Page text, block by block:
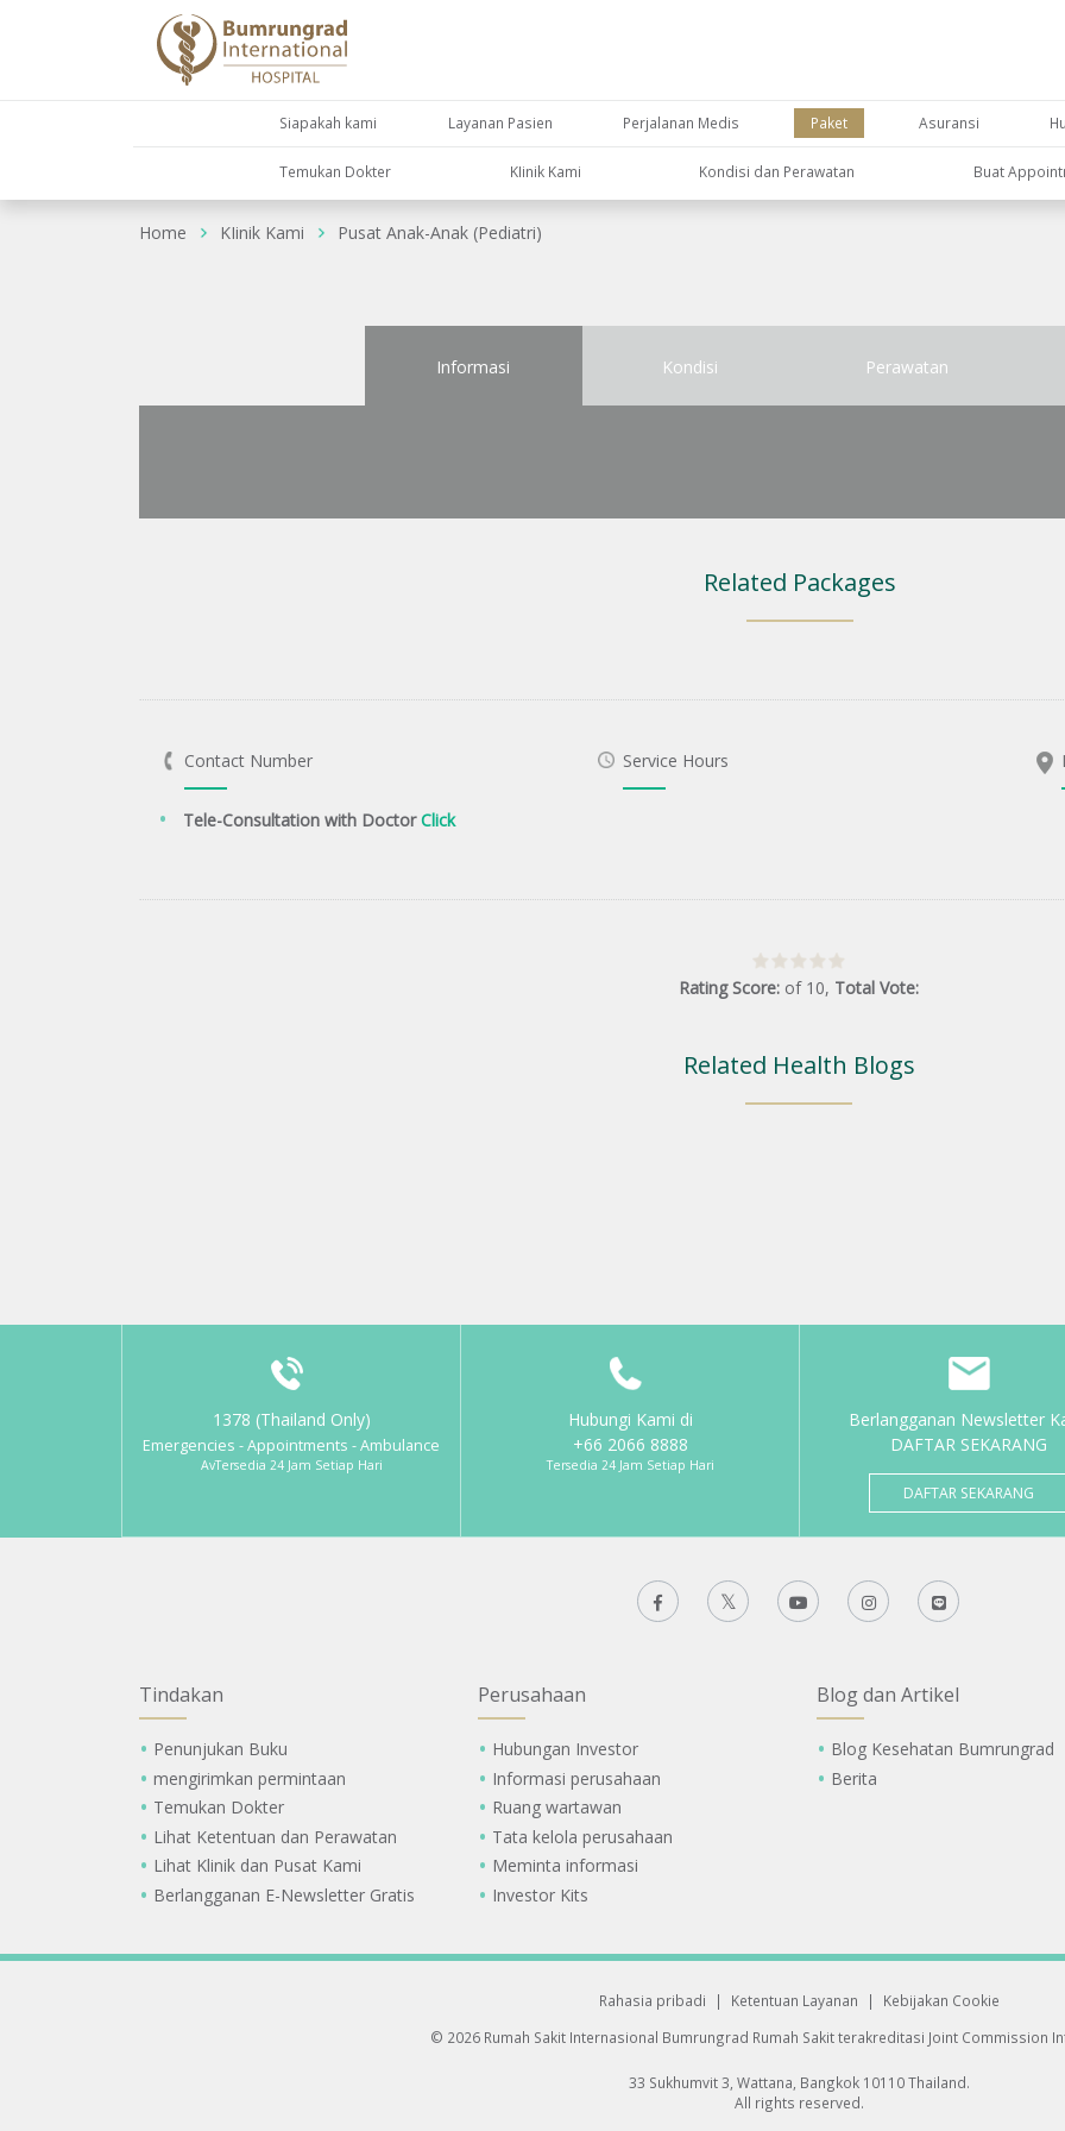
Siapakah kami Layanan Pasien Perjalanan Medis Paket Asuransi
Temukan Dokter KIinik Kami Kondisi dan Perawatan Buat
Home KIinik Kami Pusat Anak-Anak (Pediatri)
Informasi Kondisi Perawatan
Related Packages
Contact Number
Tele-Consultation with DoctorClick
Service Hours
Rating Score: of 10, Total Vote:
Related Health Blogs
1378 (Thailand Only)
Emergencies - Appointments - Ambulance
AvTersedia 24 Jam Setiap Hari
Hubungi Kami di
+66 2066 8888
Tersedia 24 Jam Setiap Hari
Berlangganan Newsletter
DAFTAR SEKARANG
DAFTAR SEKARANG
Tindakan
Penunjukan Buku
mengirimkan permintaan
Temukan Dokter
Lihat Ketentuan dan Perawatan
Lihat Klinik dan Pusat Kami
Berlangganan E-Newsletter Gratis
Perusahaan
Hubungan Investor
Informasi perusahaan
Ruang wartawan
Tata kelola perusahaan
Meminta informasi
Investor Kits
Blog dan Artikel
Blog Kesehatan Bumrungrad
Berita
Rahasia pribadi | Ketentuan Layanan |
Kebijakan Cookie
© 2026 Rumah Sakit Internasional Bumrungrad Rumah Sakit terakreditasi Joint Commission
33 Sukhumvit 3, Wattana, Bangkok 10110 Thailand.
All rights reserved.